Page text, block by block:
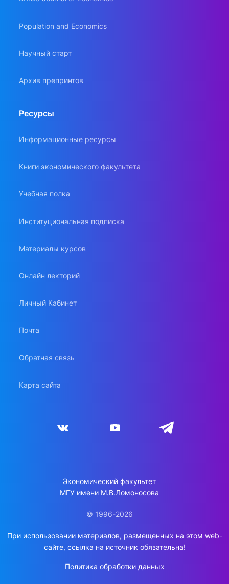
Population and Economics
Научный старт
Архив препринтов
Ресурсы
Информационные ресурсы
Книги экономического факультета
Учебная полка
Институциональная подписка
Материалы курсов
Онлайн лекторий
Личный Кабинет
Почта
Обратная связь
Карта сайта
Экономический факультет
МГУ имени М.В.Ломоносова
© 1996-2026
При использовании материалов, размещенных на этом web-
сайте, ссылка на источник обязательна!
Политика обработки данных